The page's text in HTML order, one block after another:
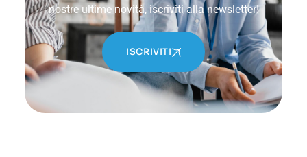
nostre ultime novità, iscriviti alla newsletter!
ISCRIVITI